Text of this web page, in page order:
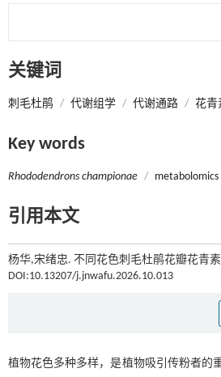
关键词
刺毛杜鹃 / 代谢组学 / 代谢通路 / 花青
Key words
Rhododendrons championae / metabolomics
引用本文
杨华,宋绪忠. 不同花色刺毛杜鹃花瓣花青
DOI:10.13207/j.jnwafu.2026.10.013
植物花色多种多样，是植物吸引传粉者的